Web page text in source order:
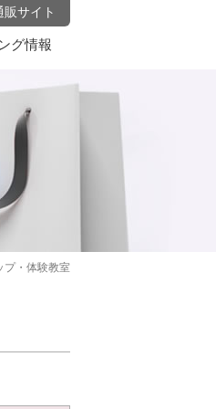
販サイト
グ情報
プ・体験教室